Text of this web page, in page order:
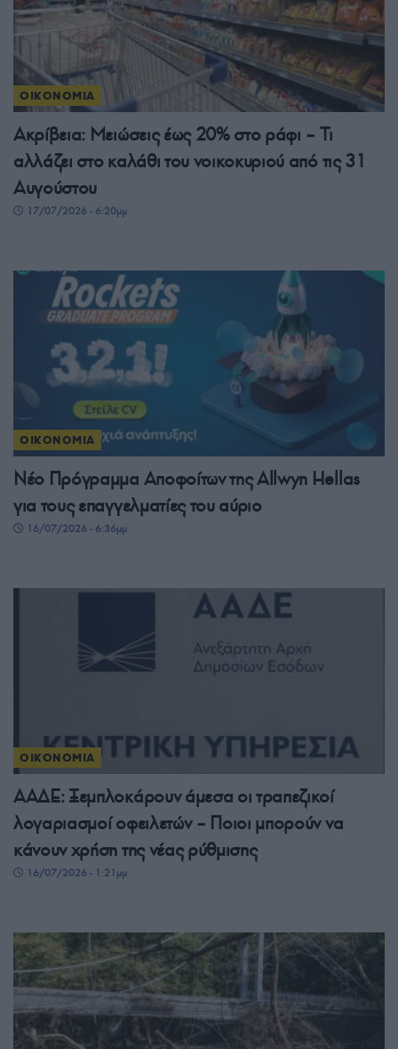
ΟΙΚΟΝΟΜΙΑ
Ακρίβεια: Μειώσεις έως 20% στο ράφι – Τι
αλλάζει στο καλάθι του νοικοκυριού από τις 31
Αυγούστου
17/07/2026 - 6:20μμ
ΟΙΚΟΝΟΜΙΑ
Νέο Πρόγραμμα Αποφοίτων της Allwyn Hellas
για τους επαγγελματίες του αύριο
16/07/2026 - 6:36μμ
ΟΙΚΟΝΟΜΙΑ
ΑΑΔΕ: Ξεμπλοκάρουν άμεσα οι τραπεζικοί
λογαριασμοί οφειλετών – Ποιοι μπορούν να
κάνουν χρήση της νέας ρύθμισης
16/07/2026 - 1:21μμ